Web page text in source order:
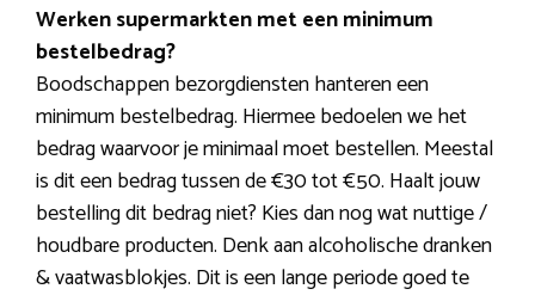
Werken supermarkten met een minimum
bestelbedrag?
Boodschappen bezorgdiensten hanteren een
minimum bestelbedrag. Hiermee bedoelen we het
bedrag waarvoor je minimaal moet bestellen. Meestal
is dit een bedrag tussen de €30 tot €50. Haalt jouw
bestelling dit bedrag niet? Kies dan nog wat nuttige /
houdbare producten. Denk aan alcoholische dranken
& vaatwasblokjes. Dit is een lange periode goed te